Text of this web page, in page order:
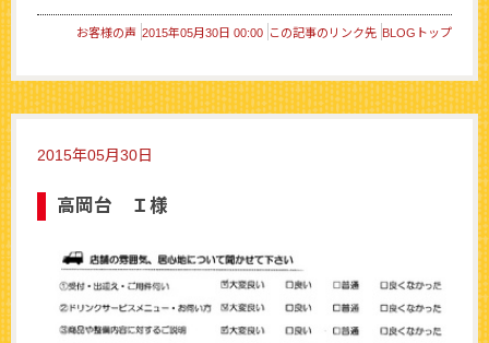
お客様の声 2015年05月30日 00:00 この記事のリンク先 BLOGトップ
2015年05月30日
高岡台 Ｉ様